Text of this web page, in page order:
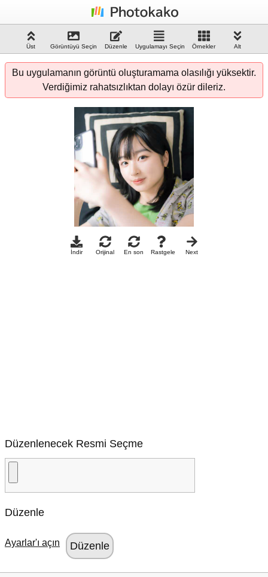
Üst Görüntüyü Seçin Düzenle Uygulamayı Seçin Örnekler Alt
Bu uygulamanın görüntü oluşturamama olasılığı yüksektir.
Verdiğimiz rahatsızlıktan dolayı özür dileriz.
İndir Orijinal En son Rastgele Next
Düzenlenecek Resmi Seçme
Düzenle
Ayarlar'ı açın